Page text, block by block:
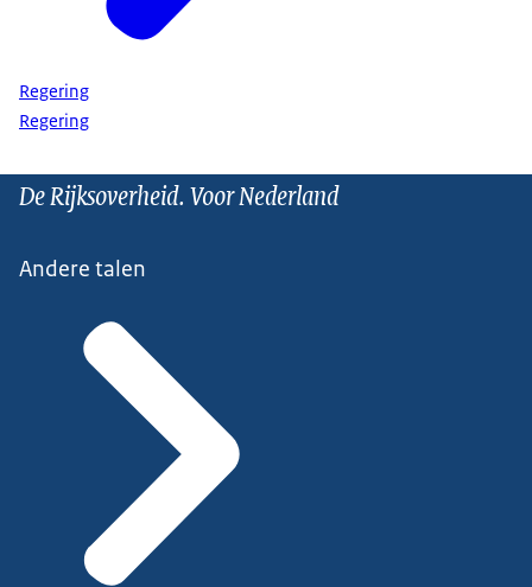
Regering
Regering
De Rijksoverheid. Voor Nederland
Andere talen